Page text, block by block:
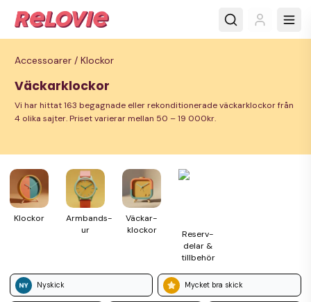
Accessoarer / Klockor
Väckarklockor
Vi har hittat 163 begagnade eller rekonditionerade väckarklockor från
4 olika sajter. Priset varierar mellan 50 – 19 000kr.
Klockor
Armbands­
ur
Väckar­
klockor
Reserv­
delar &
till­behör
Nyskick Mycket bra skick